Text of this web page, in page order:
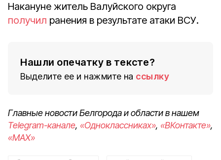
Накануне житель Валуйского округа
получил ранения в результате атаки ВСУ.
Нашли опечатку в тексте?
Выделите ее и нажмите на ссылку
Главные новости Белгорода и области в нашем
Telegram-канале, «Одноклассниках», «ВКонтакте»,
«MAX»